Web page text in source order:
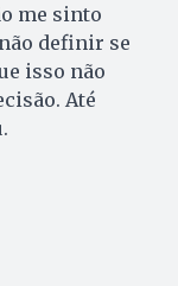
me sinto
definir se
isso não
Até